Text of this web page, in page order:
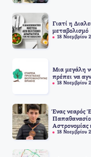
Γιατί η
μεταβολισμό
18 Νοεμβρίου
Μια μεγάλη
πρέπει να
18 Νοεμβρίου
Ένας νεαρός
Αστρονομίας
18 Νοεμβρίου